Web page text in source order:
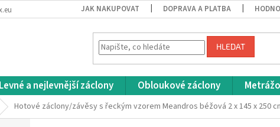
JAK NAKUPOVAT DOPRAVA A PLATBA
HLEDAT
Levné a nejlevnější záclony Obloukové záclony
Hotové záclony/závěsy s řeckým vzorem Meandros béžová 2 x 145 x 250